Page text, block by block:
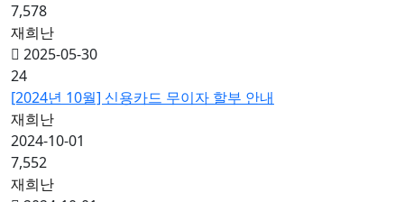
7,578
재희난
2025-05-30
24
[2024년 10월] 신용카드 무이자 할부 안내
재희난
2024-10-01
7,552
재희난